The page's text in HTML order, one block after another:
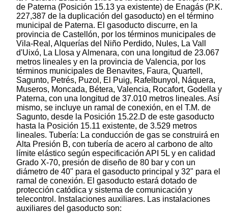
de Paterna (Posición 15.13 ya existente) de Enagás (P.K.
227,387 de la duplicación del gasoducto) en el término
municipal de Paterna. El gasoducto discurre, en la
provincia de Castellón, por los términos municipales de
Vila-Real, Alquerías del Niño Perdido, Nules, La Vall
d'Uixó, La Llosa y Almenara, con una longitud de 23.067
metros lineales y en la provincia de Valencia, por los
términos municipales de Benavites, Faura, Quartell,
Sagunto, Petrés, Puzol, El Puig, Rafelbunyol, Náquera,
Museros, Moncada, Bétera, Valencia, Rocafort, Godella y
Paterna, con una longitud de 37.010 metros lineales. Así
mismo, se incluye un ramal de conexión, en el T.M. de
Sagunto, desde la Posición 15.22.D de este gasoducto
hasta la Posición 15.11 existente, de 3.529 metros
lineales. Tubería: La conducción de gas se construirá en
Alta Presión B, con tubería de acero al carbono de alto
límite elástico según especificación API 5L y en calidad
Grado X-70, presión de diseño de 80 bar y con un
diámetro de 40" para el gasoducto principal y 32" para el
ramal de conexión. El gasoducto estará dotado de
protección catódica y sistema de comunicación y
telecontrol. Instalaciones auxiliares. Las instalaciones
auxiliares del gasoducto son: